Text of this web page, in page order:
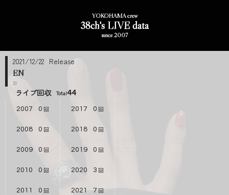
YOKOHAMA crew
38ch's LIVE data
since 2007
2021/12/22
EN
30
ライブ回収 44
2007 0
2008 0
2009 0
2010 0
2011 0
2017 0
2018 0
2019 0
2020 3
2021 7